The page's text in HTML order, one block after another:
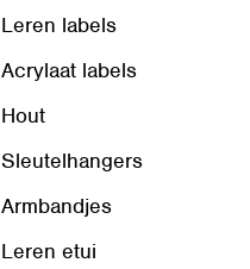
Leren labels
Acrylaat labels
Hout
Sleutelhangers
Armbandjes
Leren etui